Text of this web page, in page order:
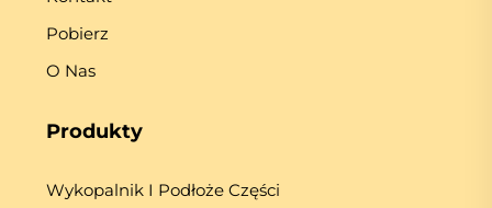
Pobierz
O Nas
Produkty
Wykopalnik I Podłoże Części